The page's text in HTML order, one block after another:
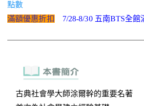
點數
滿額優惠折扣
7/28-8/30 五南BTS全館